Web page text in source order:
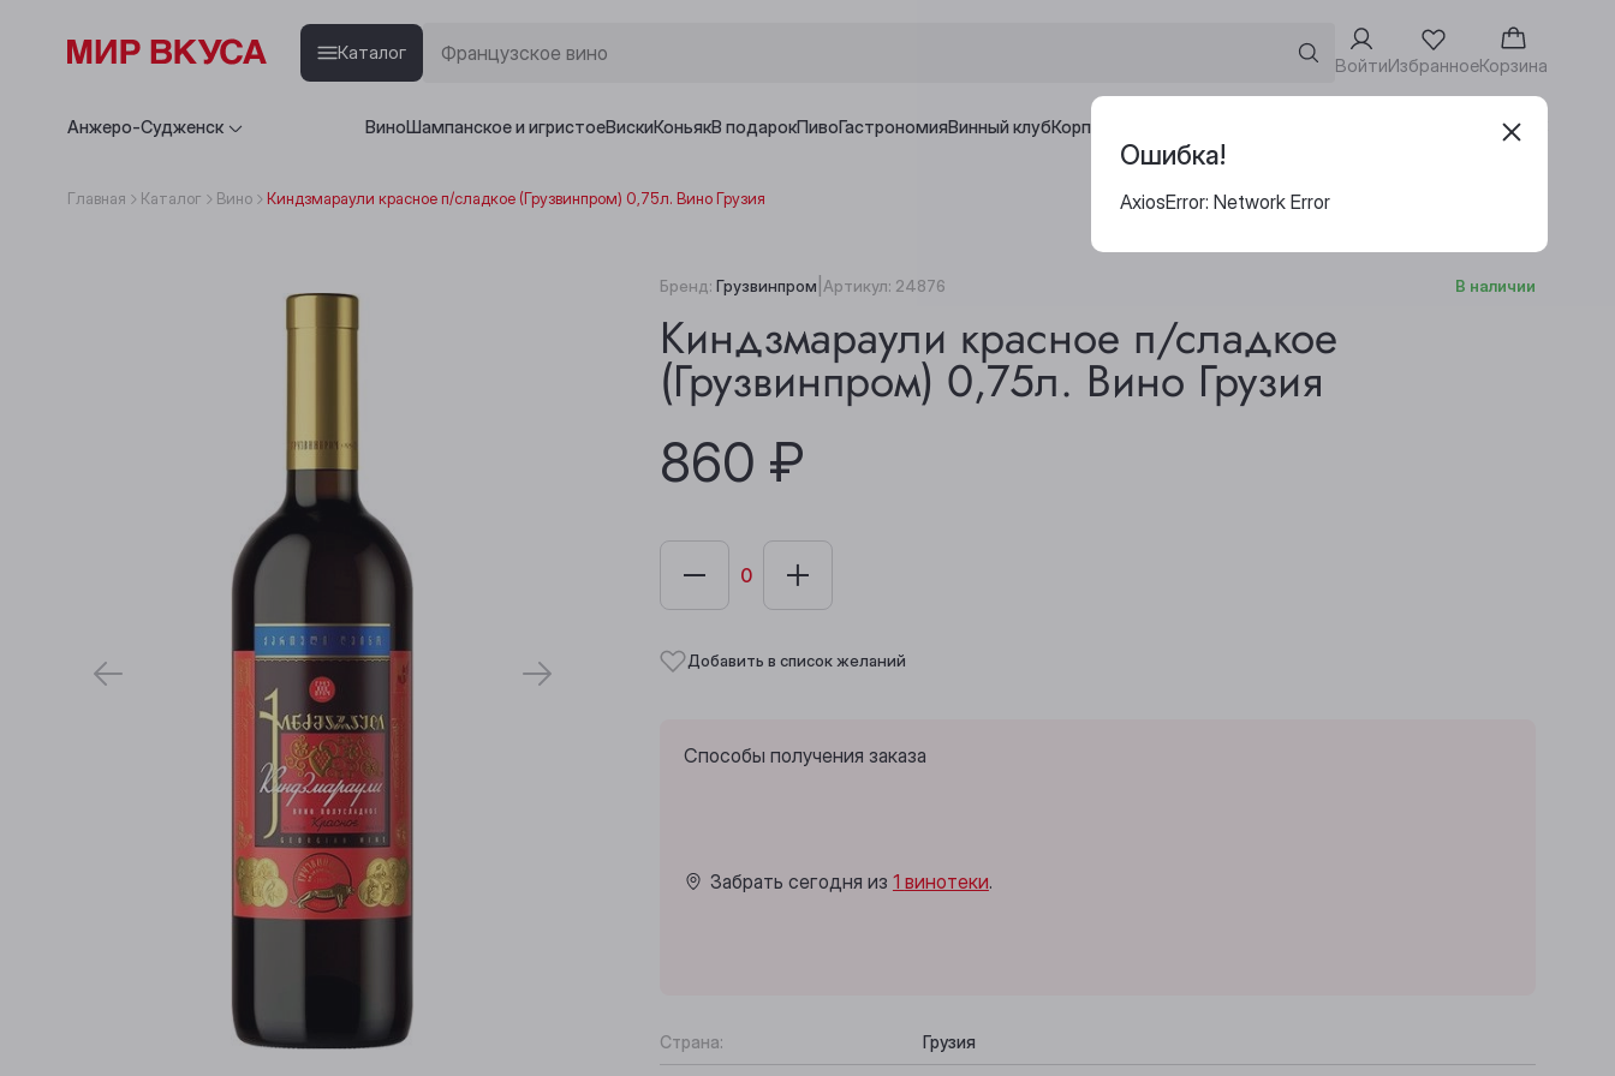
Каталог
ВойтиИзбранноеКорзина
Анжеро-Судженск ВиноШампанское и игристоеВискиКоньякВ подарокПивоГастрономияВинный клубКорпоративным клиентам Адреса винотек
Главная Каталог Вино Киндзмараули красное п/сладкое (Грузвинпром) 0,75л. Вино Грузия
Бренд: Грузвинпром Артикул: 24876 В наличии
Киндзмараули красное п/сладкое
(Грузвинпром) 0,75л. Вино Грузия
860 ₽
Добавить в список желаний
Способы получения заказа
Забрать сегодня из 1 винотеки.
Страна: Грузия
Ошибка!
AxiosError: Network Error